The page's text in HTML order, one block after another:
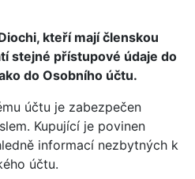
kteří mají členskou
stejné přístupové údaje do
do Osobního účtu.
účtu je zabezpečen
Kupující je povinen
informací nezbytných k
účtu.